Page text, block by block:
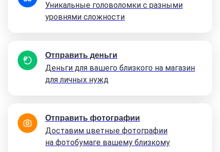
Уникальные головоломки с разными
уровнями сложности
Отправить деньги
Деньги для вашего близкого на магазин
для личных нужд
Отправить фотографии
Доставим цветные фотографии
на фотобумаге вашему близкому